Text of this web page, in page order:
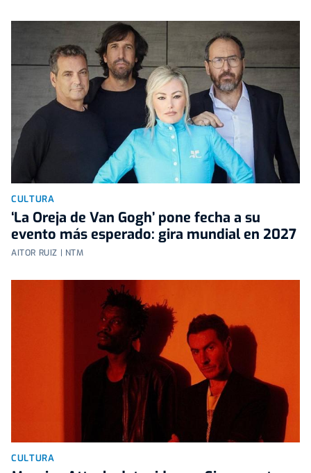
CULTURA
‘La Oreja de Van Gogh’ pone fecha a su
evento más esperado: gira mundial en 2027
AITOR RUIZ | NTM
CULTURA